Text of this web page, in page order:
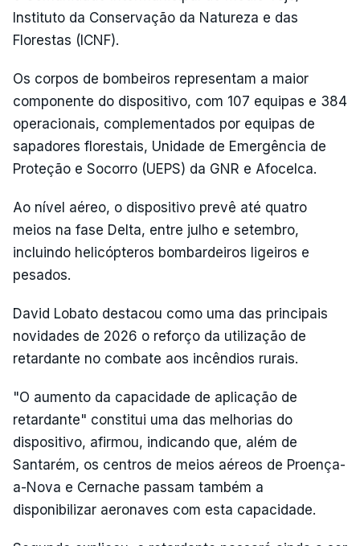
Instituto da Conservação da Natureza e das
Florestas (ICNF).
Os corpos de bombeiros representam a maior
componente do dispositivo, com 107 equipas e 384
operacionais, complementados por equipas de
sapadores florestais, Unidade de Emergência de
Proteção e Socorro (UEPS) da GNR e Afocelca.
Ao nível aéreo, o dispositivo prevê até quatro
meios na fase Delta, entre julho e setembro,
incluindo helicópteros bombardeiros ligeiros e
pesados.
David Lobato destacou como uma das principais
novidades de 2026 o reforço da utilização de
retardante no combate aos incêndios rurais.
"O aumento da capacidade de aplicação de
retardante" constitui uma das melhorias do
dispositivo, afirmou, indicando que, além de
Santarém, os centros de meios aéreos de Proença-
a-Nova e Cernache passam também a
disponibilizar aeronaves com esta capacidade.